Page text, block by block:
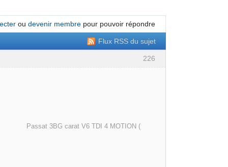
ou devenir membrepour pouvoir répondre
Flux RSS du sujet
226
V6 TDI 4 MOTION (